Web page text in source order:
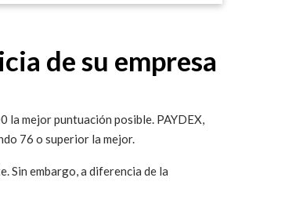
de su empresa
la mejor puntuación posible. PAYDEX,
76 o superior la mejor.
Sin embargo, a diferencia de la